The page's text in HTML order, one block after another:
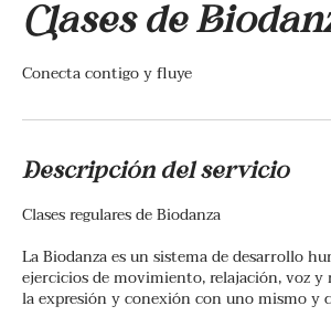
Clases de
Conecta contigo y fluye
Descripción del servicio
Clases regulares de Biodanza
La Biodanza es un sistema de desarrollo
ejercicios de movimiento, relajación, voz
la expresión y conexión con uno mismo y